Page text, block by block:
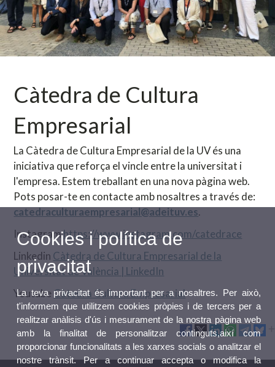
Càtedra de Cultura
Empresarial
La Càtedra de Cultura Empresarial de la UV és una
iniciativa que reforça el vincle entre la universitat i
l'empresa. Estem treballant en una nova pàgina web.
Pots posar-te en contacte amb nosaltres a través de:
catedraculturaempresarial@adeituv.es.
Instagramhttps://www.instagram.com/catedrace
Linkedin Càtedra de Cultura Empresarial de la
Universitat de València | LinkedIn
Youtube Càtedra Cultura Empresarial
Cookies i política de
privacitat
La teva privacitat és important per a nosaltres. Per això,
t'informem que utilitzem cookies pròpies i de tercers per a
realitzar anàlisis d'ús i mesurament de la nostra pàgina web
amb la finalitat de personalitzar continguts,així com
proporcionar funcionalitats a les xarxes socials o analitzar el
nostre trànsit. Per a continuar accepta o modifica la